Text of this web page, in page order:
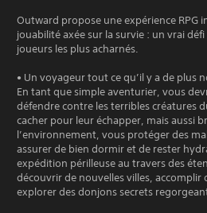
Outward propose une expérience RPG
jouabilité axée sur la survie : un vrai
joueurs les plus acharnés.
• Un voyageur tout ce qu’il y a de plus
En tant que simple aventurier, vous
défendre contre les terribles créatures
cacher pour leur échapper, mais aussi
l’environnement, vous protéger des
assurer de bien dormir et de rester
expédition périlleuse au travers des
découvrir de nouvelles villes, accomplir
explorer des donjons secrets